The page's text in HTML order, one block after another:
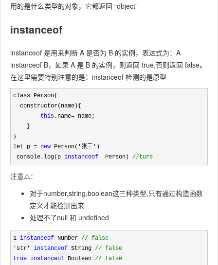
用的是什么类型的对象，它都返回 “object”
instanceof
instanceof 是用来判断 A 是否为 B 的实例，表达式为：A
instanceof B，如果 A 是 B 的实例，则返回 true,否则返回 false。
在这里需要特别注意的是：instanceof 检测的是原型
class Person{
this .name= name;
}
let p = new Person('张三' )
console.log(p instanceof
  Person)
//ture
注意⚠️：
对于number,string,boolean这三种类型,只有通过构造函数
定义才能检测出来
处理不了null 和 undefined
1 instanceof Number // false
'str' instanceof String // false
true instanceof Boolean // false